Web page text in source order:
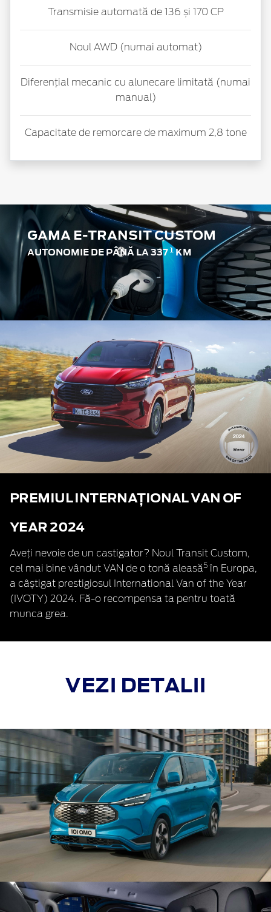
Transmisie automată de 136 și 170 CP
Noul AWD (numai automat)
Diferențial mecanic cu alunecare limitată (numai
manual)
Capacitate de remorcare de maximum 2,8 tone
GAMA E-TRANSIT CUSTOM
AUTONOMIE DE PÂNĂ LA 3371KM
PREMIUL INTERNAȚIONAL VAN OF
YEAR 2024
Aveți nevoie de un castigator? Noul Transit Custom,
cel mai bine vândut VAN de o tonă aleasă5în Europa,
a câștigat prestigiosul International Van of the Year
(IVOTY) 2024. Fă-o recompensa ta pentru toată
munca grea.
VEZI DETALII